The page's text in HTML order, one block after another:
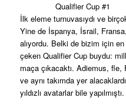
Qualifier Cup #1
İlk eleme turnuvasıydı ve
Yine de İspanya, İsrail,
alıyordu. Belki de bizim için
çeken Qualifier Cup buydu:
maça çıkacaktı. Adiemus,
ve aynı takımda yer
yıldızlı avatarlar bile yapılmıştı.